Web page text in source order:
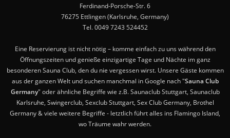
Ferdinand-Porsche-Str. 6
76275 Ettlingen (Karlsruhe, Germany)
Tel. 0049 7243 524452
Eine Reservierung ist nicht nötig – komme einfach zu uns während den
Öffnungszeiten und genieße einzigartige Tage und Nächte im ganz
besonderen Sauna Club, den du nie vergessen wirst. Unsere Gäste kommen
aus der ganzen Welt und suchen manchmal in Google nach "Sauna Club
Germany" oder ähnliche Begriffe wie z.B. Saunaclub Stuttgart, Saunaclub
Karlsruhe, Swingerclub, Sexclub Stuttgart, Sex Club Germany, Brothel
Germany & viele weitere Begriffe - letztlich führt alles ins Flamingo Island,
wo Träume wahr werden.